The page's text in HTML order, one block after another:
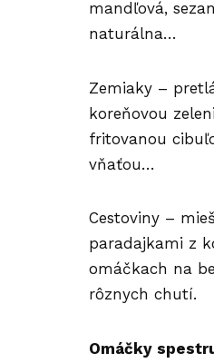
mandľová,
naturálna…
Zemiaky –
koreňovou
fritovanou
vňaťou…
Cestoviny –
paradajkami z
omáčkach na
rôznych chutí.
Omáčky